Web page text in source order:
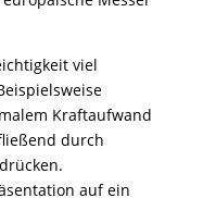
viel
Kraftaufwand
durch
auf ein